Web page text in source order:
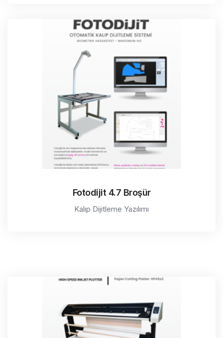
Fotodijit 4.7 Broşür
Kalıp Dijitleme Yazılımı